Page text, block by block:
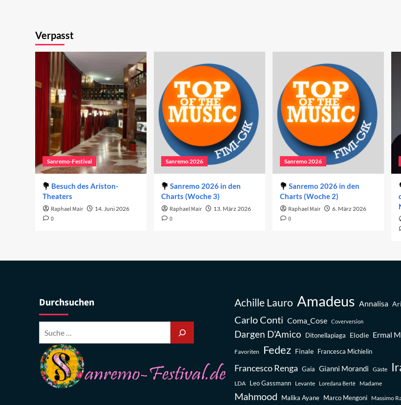
Verpasst
Sanremo-Festival
Besuch des Ariston-
Theaters
Raphael Mair 14. Juni 2026
0
Sanremo 2026
Sanremo 2026 in den
Charts (Woche 3)
Raphael Mair 13. März 2026
0
Sanremo 2026
Sanremo 2026 in den
Charts (Woche 2)
Raphael Mair 6. März 2026
0
Durchsuchen Achille Lauro Amadeus Annalisa
Carlo Conti Coma_Cose Coverversion
Dargen D’Amico Ditonellapiaga Elodie Ermal
Favoriten Fedez Finale Francesca Michielin
Francesco Renga Gaia Gianni Morandi Gäste
LDA Leo Gassmann Levante Loredana Bertè Madame
Mahmood Malika Ayane Marco Mengoni Massimo